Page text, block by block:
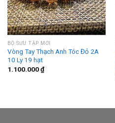
BỘ SƯU TẬP MỚI
Vòng Tay Thạch Anh Tóc Đỏ 2A
10 Ly 19 hạt
1.100.000₫